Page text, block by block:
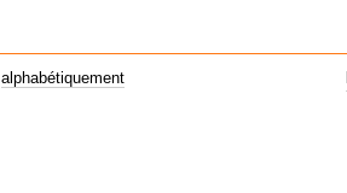
alphabétiquement